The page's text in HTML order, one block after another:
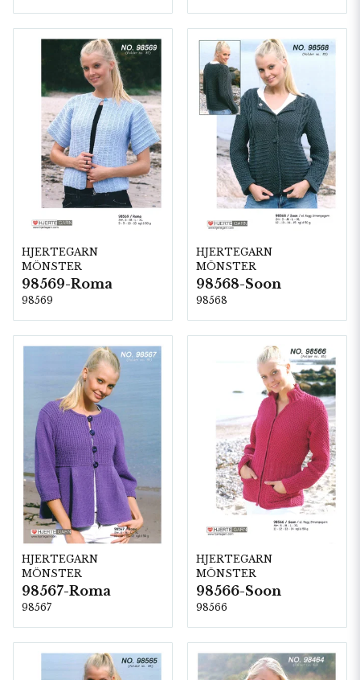
HJERTEGARN
MÖNSTER
98569-Roma
98569
HJERTEGARN
MÖNSTER
98568-Soon
98568
HJERTEGARN
MÖNSTER
98567-Roma
98567
HJERTEGARN
MÖNSTER
98566-Soon
98566